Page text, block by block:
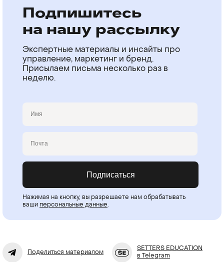
Подпишитесь
на нашу рассылку
Экспертные материалы и инсайты про
управление, маркетинг и бренд.
Присылаем письма несколько раз в
неделю.
Подписаться
Нажимая на кнопку, вы разрешаете нам обрабатывать
ваши персональные данные.
Поделиться материалом
SETTERS EDUCATION
в Telegram